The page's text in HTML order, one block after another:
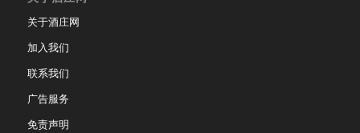
关于酒庄网
加入我们
联系我们
广告服务
免责声明